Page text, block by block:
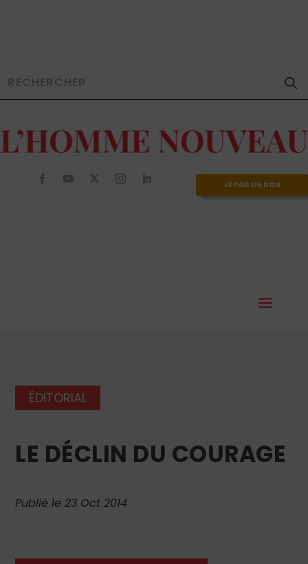
JE FAIS UN DON
ÉDITORIAL
LE DÉCLIN DU COURAGE
Publié le 23 Oct 2014